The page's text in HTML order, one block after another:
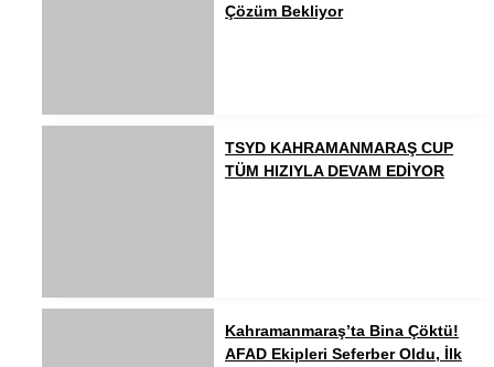
Çözüm Bekliyor
TSYD KAHRAMANMARAŞ CUP
TÜM HIZIYLA DEVAM EDİYOR
Kahramanmaraş’ta Bina Çöktü!
AFAD Ekipleri Seferber Oldu, İlk